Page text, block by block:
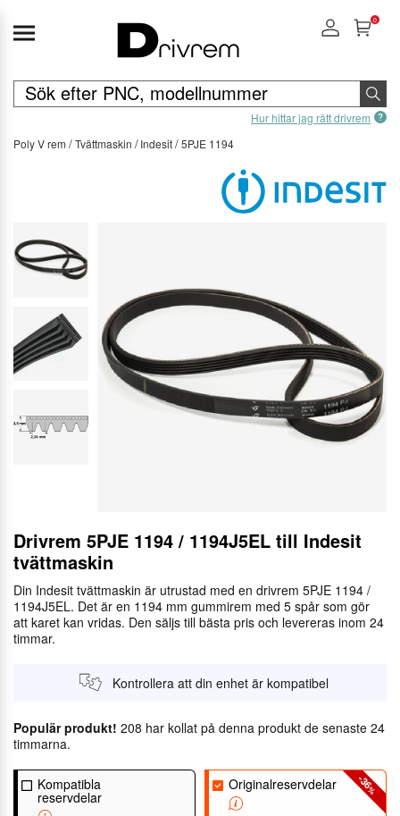
Hur hittar jag rätt drivrem
0
Poly V rem Tvättmaskin Indesit 5PJE 1194
Drivrem 5PJE 1194 / 1194J5EL till Indesit
tvättmaskin
Din Indesit tvättmaskin är utrustad med en drivrem 5PJE 1194 /
1194J5EL. Det är en 1194 mm gummirem med 5 spår som gör
att karet kan vridas. Den säljs till bästa pris och levereras inom 24
timmar.
Kontrollera att din enhet är kompatibel
Populär produkt! 208 har kollat på denna produkt de senaste 24
timmarna.
Kompatibla
reservdelar
-36
%
Originalreservdelar